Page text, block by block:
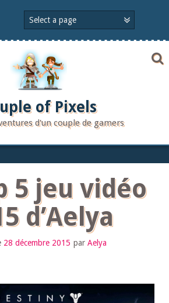
of Pixels
d'un couple de gamers
5 jeu vidéo
d’Aelya
28 décembre 2015 par Aelya